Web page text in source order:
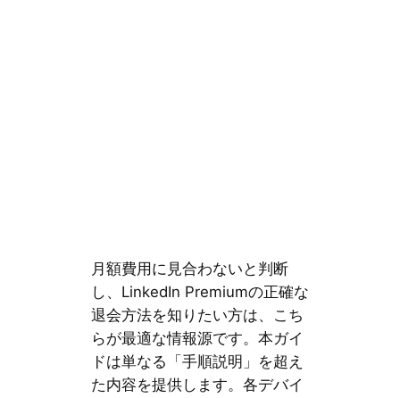
月額費用に見合わないと判断
し、LinkedIn Premiumの正確な
退会方法を知りたい方は、こち
らが最適な情報源です。本ガイ
ドは単なる「手順説明」を超え
た内容を提供します。各デバイ